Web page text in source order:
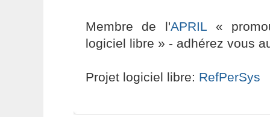
Membre de l'APRIL «
logiciel libre » - adhérez vous
Projet logiciel libre: RefPerSys